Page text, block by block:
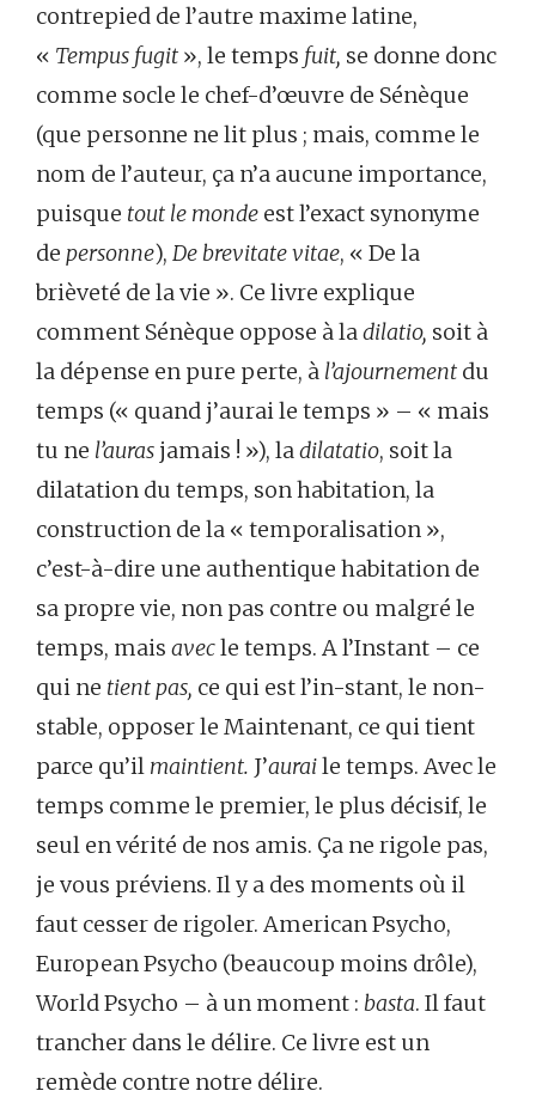
contrepied de l’autre maxime latine,
« Tempus fugit », le temps fuit, se donne donc
comme socle le chef-d’œuvre de Sénèque
(que personne ne lit plus ; mais, comme le
nom de l’auteur, ça n’a aucune importance,
puisque tout le monde est l’exact synonyme
de personne), De brevitate vitae, « De la
brièveté de la vie ». Ce livre explique
comment Sénèque oppose à ladilatio, soit à
la dépense en pure perte, à l’ajournement du
temps (« quand j’aurai le temps » – « mais
tu ne l’auras jamais ! »), ladilatatio, soit la
dilatation du temps, son habitation, la
construction de la « temporalisation »,
c’est-à-dire une authentique habitation de
sa propre vie, non pas contre ou malgré le
temps, mais avecle temps. A l’Instant – ce
qui ne tient pas, ce qui est l’in-stant, le non-
stable, opposer le Maintenant, ce qui tient
parce qu’il maintient. J’auraile temps. Avec le
temps comme le premier, le plus décisif, le
seul en vérité de nos amis. Ça ne rigole pas,
je vous préviens. Il y a des moments où il
faut cesser de rigoler. American Psycho,
European Psycho (beaucoup moins drôle),
World Psycho – à un moment : basta. Il faut
trancher dans le délire. Ce livre est un
remède contre notre délire.